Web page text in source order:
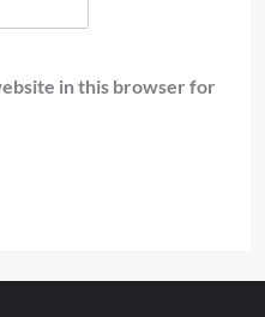
in this browser for